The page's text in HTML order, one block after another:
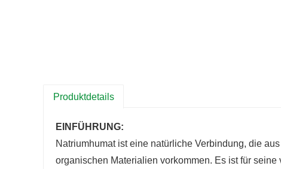
Produktdetails
EINFÜHRUNG:
Natriumhumat ist eine natürliche Verbindung, die
organischen Materialien vorkommen. Es ist für